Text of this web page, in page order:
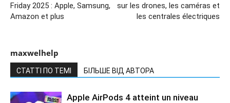
Friday 2025 : Apple, Samsung,
Amazon et plus
sur les drones, les caméras et
les centrales électriques
maxwelhelp
СТАТТІ ПО ТЕМІ БІЛЬШЕ ВІД АВТОРА
Apple AirPods 4 atteint un niveau